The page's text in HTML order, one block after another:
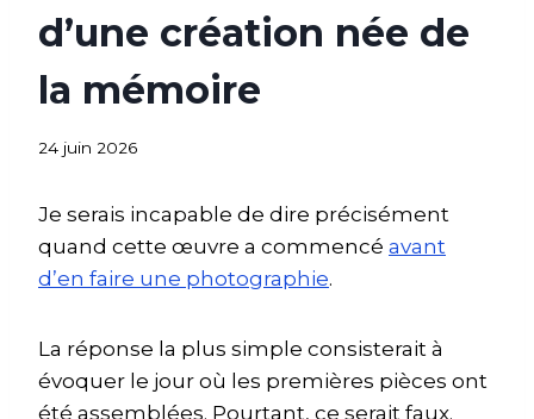
d’une création née de
la mémoire
24 juin 2026
Je serais incapable de dire précisément
quand cette œuvre a commencé avant
d’en faire une photographie.
La réponse la plus simple consisterait à
évoquer le jour où les premières pièces ont
été assemblées. Pourtant, ce serait faux.